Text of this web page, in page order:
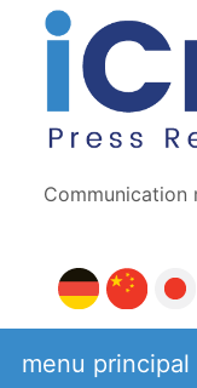
Communication
menu principal